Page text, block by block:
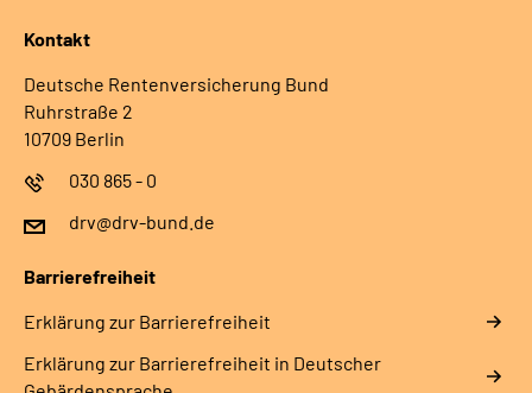
Kontakt
Deutsche Rentenversicherung Bund
Ruhrstraße 2
10709 Berlin
030 865 - 0
drv@drv-bund.de
Barrierefreiheit
Erklärung zur Barrierefreiheit
Erklärung zur Barrierefreiheit in Deutscher